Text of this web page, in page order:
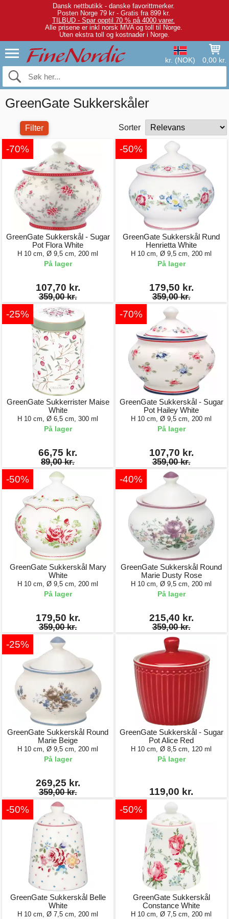
Dansk nettbutikk - danske favorittmerker.
Posten Norge 79 kr - Gratis fra 899 kr.
TILBUD - Spar opptil 70 % på 4000 varer.
Alle prisene er inkl norsk MVA og toll til Norge.
Uten ekstra toll og kostnader i Norge.
kr. (NOK) 0,00 kr.
GreenGate Sukkerskåler
Filter Sorter
-70%
GreenGate Sukkerskål - Sugar
Pot Flora White
H 10 cm, Ø 9,5 cm, 200 ml
På lager
107,70 kr.
359,00 kr.
-50%
GreenGate Sukkerskål Rund
Henrietta White
H 10 cm, Ø 9,5 cm, 200 ml
På lager
179,50 kr.
359,00 kr.
-25%
GreenGate Sukkerrister Maise
White
H 10 cm, Ø 6,5 cm, 300 ml
På lager
66,75 kr.
89,00 kr.
-70%
GreenGate Sukkerskål - Sugar
Pot Hailey White
H 10 cm, Ø 9,5 cm, 200 ml
På lager
107,70 kr.
359,00 kr.
-50%
GreenGate Sukkerskål Mary
White
H 10 cm, Ø 9,5 cm, 200 ml
På lager
179,50 kr.
359,00 kr.
-40%
GreenGate Sukkerskål Round
Marie Dusty Rose
H 10 cm, Ø 9,5 cm, 200 ml
På lager
215,40 kr.
359,00 kr.
-25%
GreenGate Sukkerskål Round
Marie Beige
H 10 cm, Ø 9,5 cm, 200 ml
På lager
269,25 kr.
359,00 kr.
GreenGate Sukkerskål - Sugar
Pot Alice Red
H 10 cm, Ø 8,5 cm, 120 ml
På lager
119,00 kr.
-50%
GreenGate Sukkerskål Belle
White
H 10 cm, Ø 7,5 cm, 200 ml
-50%
GreenGate Sukkerskål
Constance White
H 10 cm, Ø 7,5 cm, 200 ml